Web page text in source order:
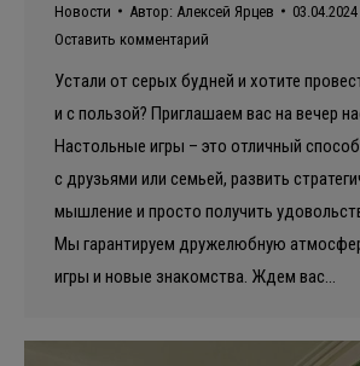
Новости Автор: Алексей Ярцев
03.04.2024
Оставить комментарий
Устали от серых будней и хотите
и с пользой? Приглашаем вас на вечер
Настольные игры – это отличный
с друзьями или семьей, развить
мышление и просто получить
Мы гарантируем дружелюбную
игры и новые знакомства. Ждем вас…